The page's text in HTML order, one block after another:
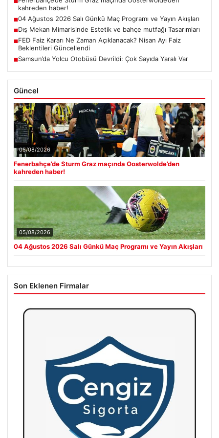
kahreden haber!
■04 Ağustos 2026 Salı Günkü Maç Programı ve Yayın Akışları
■Dış Mekan Mimarisinde Estetik ve bahçe mutfağı Tasarımları
■FED Faiz Kararı Ne Zaman Açıklanacak? Nisan Ayı Faiz
Beklentileri Güncellendi
■Samsun’da Yolcu Otobüsü Devrildi: Çok Sayıda Yaralı Var
Güncel
05/08/2026
Fenerbahçe’de Sturm Graz maçında Oosterwolde’den
kahreden haber!
05/08/2026
04 Ağustos 2026 Salı Günkü Maç Programı ve Yayın Akışları
Son Eklenen Firmalar